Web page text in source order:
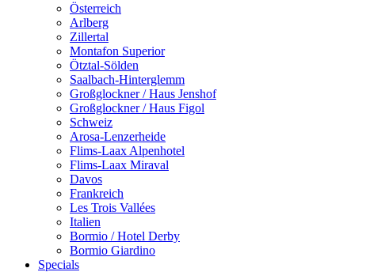
Österreich
Arlberg
Zillertal
Montafon Superior
Ötztal-Sölden
Saalbach-Hinterglemm
Großglockner / Haus Jenshof
Großglockner / Haus Figol
Schweiz
Arosa-Lenzerheide
Flims-Laax Alpenhotel
Flims-Laax Miraval
Davos
Frankreich
Les Trois Vallées
Italien
Bormio / Hotel Derby
Bormio Giardino
Specials